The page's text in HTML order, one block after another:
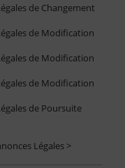
de Changement
de Modification
de Modification
de Modification
de Poursuite
Légales >